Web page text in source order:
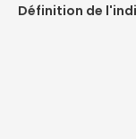
Définition de